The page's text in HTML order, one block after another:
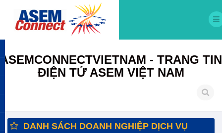
ASEMCONNECTVIETNAM - TRANG TIN
ĐIỆN TỬ ASEM VIỆT NAM
DANH SÁCH DOANH NGHIỆP DỊCH VỤ